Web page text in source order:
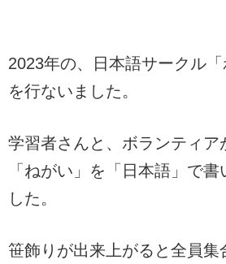
2023年の、日本語サークル
を行ないました。
学習者さんと、ボランティ
「ねがい」を「日本語」で
した。
笹飾りが出来上がると全員集